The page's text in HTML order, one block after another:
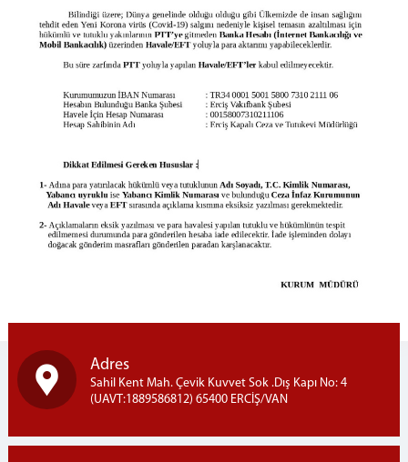
2025 YILI FAALİYET RAPORU
2024 Faaliyet Raporu
2022 Faaliyet Raporu
2021 Faaliyet Raporu
2019 faaliyet Raporu
2018 Faaliyet Raporu
BAŞSAVCILIK
KOMİSYON BAŞKANLIĞI
ADALET KOMİSYONU BAŞKANLIĞI
HAKİMLERİMİZ
Adres
Sahil Kent Mah. Çevik Kuvvet Sok .Dış Kapı No: 4
(UAVT:1889586812) 65400 ERCİŞ/VAN